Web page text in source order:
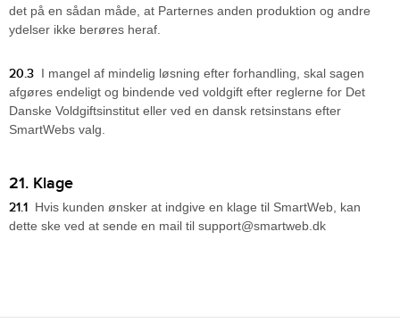
det på en sådan måde, at Parternes anden produktion og andre
ydelser ikke berøres heraf.
20.3 I mangel af mindelig løsning efter forhandling, skal sagen
afgøres endeligt og bindende ved voldgift efter reglerne for Det
Danske Voldgiftsinstitut eller ved en dansk retsinstans efter
SmartWebs valg.
21. Klage
21.1 Hvis kunden ønsker at indgive en klage til SmartWeb, kan
dette ske ved at sende en mail til support@smartweb.dk